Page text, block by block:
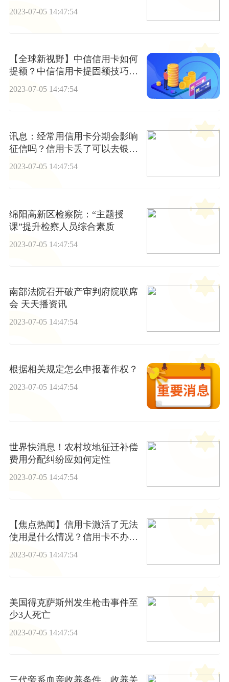
2023-07-05 14:47:54
【全球新视野】中信信用卡如何
提额？中信信用卡提固额技巧是
2023-07-05 14:47:54
讯息：经常用信用卡分期会影响
征信吗？信用卡丢了可以去银行
注销吗？
2023-07-05 14:47:54
绵阳高新区检察院：“主题授
课”提升检察人员综合素质
2023-07-05 14:47:54
南部法院召开破产审判府院联席
会 天天播资讯
2023-07-05 14:47:54
根据相关规定怎么申报著作权？
2023-07-05 14:47:54
世界快消息！农村坟地征迁补偿
费用分配纠纷应如何定性
2023-07-05 14:47:54
【焦点热闻】信用卡激活了无法
使用是什么情况？信用卡不办理
激活手续有什么后果？
2023-07-05 14:47:54
美国得克萨斯州发生枪击事件至
少3人死亡
2023-07-05 14:47:54
三代旁系血亲收养条件，收养关